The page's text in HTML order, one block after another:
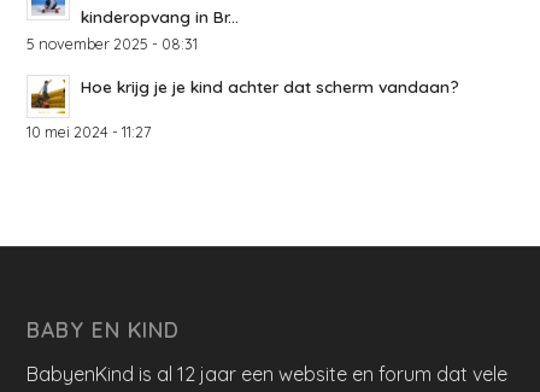
kinderopvang in Br...
5 november 2025 - 08:31
Hoe krijg je je kind achter dat scherm vandaan?
10 mei 2024 - 11:27
BABY EN KIND
BabyenKind is al 12 jaar een website en forum dat vele